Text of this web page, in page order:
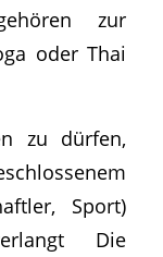
zur
oder Thai
zu dürfen,
Sport)
Die